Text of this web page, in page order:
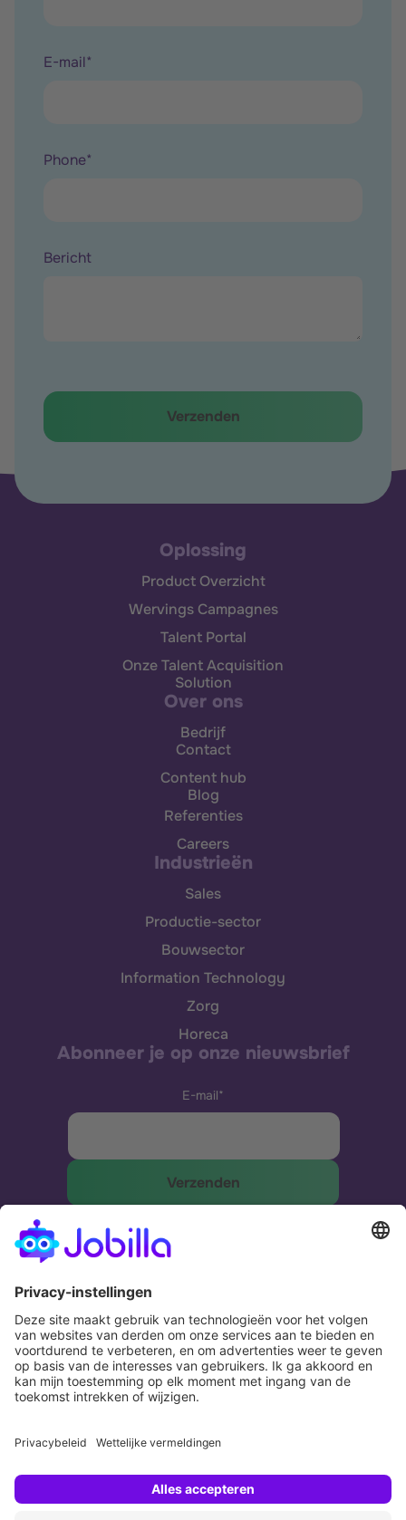
E-mail*
Phone*
Bericht
Oplossing
Product Overzicht
Wervings Campagnes
Talent Portal
Onze Talent Acquisition
Solution
Over ons
Bedrijf
Contact
Content hub
Blog
Referenties
Careers
Industrieën
Sales
Productie-sector
Bouwsector
Information Technology
Zorg
Horeca
Abonneer je op onze nieuwsbrief
E-mail*
The most effective and humane way to
match businesses and people.
Potential. Fulfilled.